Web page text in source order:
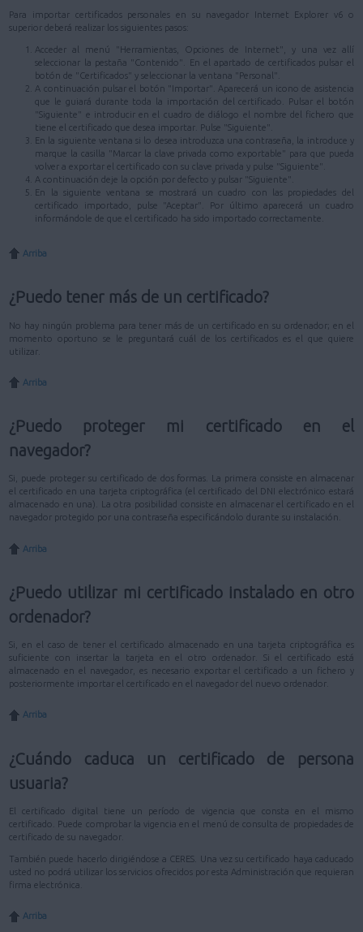
Para importar certificados personales en su navegador Internet Explorer v6 o
superior deberá realizar los siguientes pasos:
Acceder al menú "Herramientas, Opciones de Internet", y una vez allí
seleccionar la pestaña "Contenido". En el apartado de certificados pulsar el
botón de "Certificados" y seleccionar la ventana "Personal".
A continuación pulsar el botón "Importar". Aparecerá un icono de asistencia
que le guiará durante toda la importación del certificado. Pulsar el botón
"Siguiente" e introducir en el cuadro de diálogo el nombre del fichero que
tiene el certificado que desea importar. Pulse "Siguiente".
En la siguiente ventana si lo desea introduzca una contraseña, la introduce y
marque la casilla "Marcar la clave privada como exportable" para que pueda
volver a exportar el certificado con su clave privada y pulse "Siguiente".
A continuación deje la opción por defecto y pulsar "Siguiente".
En la siguiente ventana se mostrará un cuadro con las propiedades del
certificado importado, pulse "Aceptar". Por último aparecerá un cuadro
informándole de que el certificado ha sido importado correctamente.
Arriba
¿Puedo tener más de un certificado?
No hay ningún problema para tener más de un certificado en su ordenador; en el
momento oportuno se le preguntará cuál de los certificados es el que quiere
utilizar.
Arriba
¿Puedo proteger mi certificado en el
navegador?
Si, puede proteger su certificado de dos formas. La primera consiste en almacenar
el certificado en una tarjeta criptográfica (el certificado del DNI electrónico estará
almacenado en una). La otra posibilidad consiste en almacenar el certificado en el
navegador protegido por una contraseña especificándolo durante su instalación.
Arriba
¿Puedo utilizar mi certificado instalado en otro
ordenador?
Si, en el caso de tener el certificado almacenado en una tarjeta criptográfica es
suficiente con insertar la tarjeta en el otro ordenador. Si el certificado está
almacenado en el navegador, es necesario exportar el certificado a un fichero y
posteriormente importar el certificado en el navegador del nuevo ordenador.
Arriba
¿Cuándo caduca un certificado de persona
usuaria?
El certificado digital tiene un período de vigencia que consta en el mismo
certificado. Puede comprobar la vigencia en el menú de consulta de propiedades de
certificado de su navegador.
También puede hacerlo dirigiéndose a CERES. Una vez su certificado haya caducado
usted no podrá utilizar los servicios ofrecidos por esta Administración que requieran
firma electrónica.
Arriba